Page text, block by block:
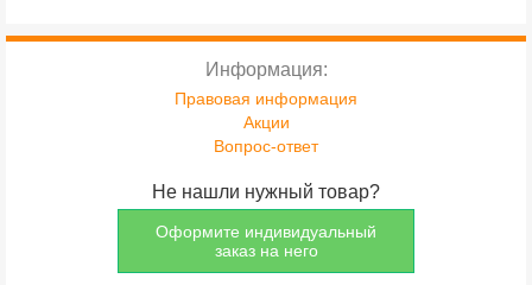
Информация:
Правовая информация
Акции
Вопрос-ответ
Не нашли нужный товар?
Оформите индивидуальный
заказ на него